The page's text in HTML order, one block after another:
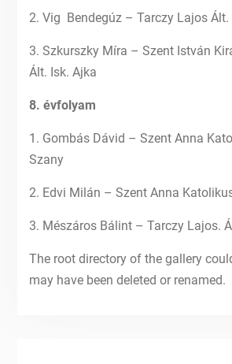
2. Vig Bendegúz – Tarczy Lajos Ált.
3. Szkurszky Míra – Szent István
Ált. Isk. Ajka
8. évfolyam
1. Gombás Dávid – Szent Anna
Szany
2. Edvi Milán – Szent Anna
3. Mészáros Bálint – Tarczy Lajos.
The root directory of the gallery
may have been deleted or renamed.